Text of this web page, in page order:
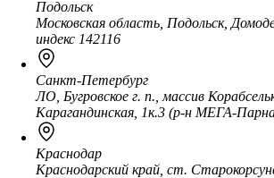
Подольск
Московская область, Подольск,
индекс 142116
Санкт-Петербург
ЛО, Бугровское г. п., массив
Карагандинская, 1к.3 (р-н МЕГА-
Краснодар
Краснодарский край, ст.